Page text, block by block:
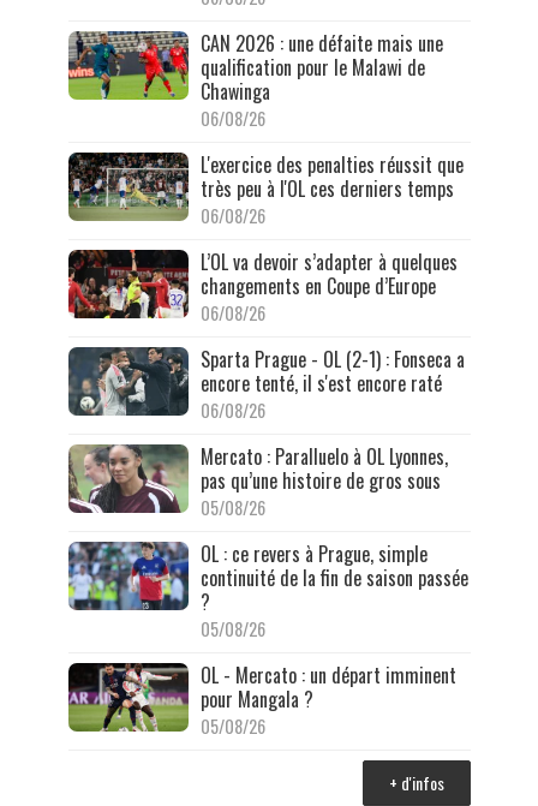
CAN 2026 : une défaite mais une
qualification pour le Malawi de
Chawinga
06/08/26
L'exercice des penalties réussit que
très peu à l'OL ces derniers temps
06/08/26
L’OL va devoir s’adapter à quelques
changements en Coupe d’Europe
06/08/26
Sparta Prague - OL (2-1) : Fonseca a
encore tenté, il s'est encore raté
06/08/26
Mercato : Paralluelo à OL Lyonnes,
pas qu’une histoire de gros sous
05/08/26
OL : ce revers à Prague, simple
continuité de la fin de saison passée
?
05/08/26
OL - Mercato : un départ imminent
pour Mangala ?
05/08/26
+ d'infos